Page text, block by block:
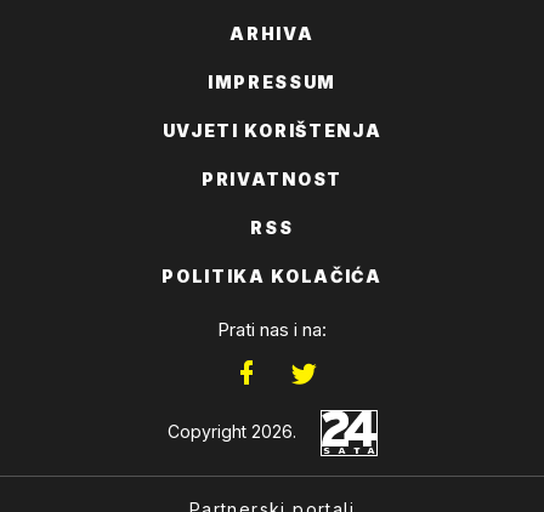
ARHIVA
IMPRESSUM
UVJETI KORIŠTENJA
PRIVATNOST
RSS
POLITIKA KOLAČIĆA
Prati nas i na:
Copyright 2026.